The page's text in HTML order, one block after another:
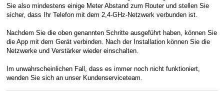
Sie also mindestens einige Meter Abstand zum Router und stellen Sie
sicher, dass Ihr Telefon mit dem 2,4-GHz-Netzwerk verbunden ist.
Nachdem Sie die oben genannten Schritte ausgeführt haben, können Sie
die App mit dem Gerät verbinden. Nach der Installation können Sie die
Netzwerke und Verstärker wieder einschalten.
Im unwahrscheinlichen Fall, dass es immer noch nicht funktioniert,
wenden Sie sich an unser Kundenserviceteam.